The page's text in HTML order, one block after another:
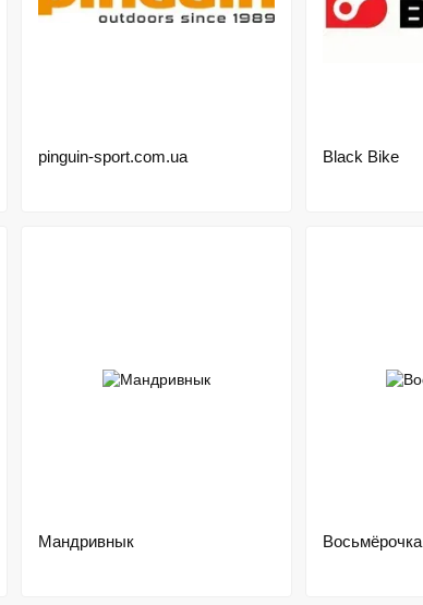
pinguin-sport.com.ua Black Bike
Мандривнык Восьмёрочка